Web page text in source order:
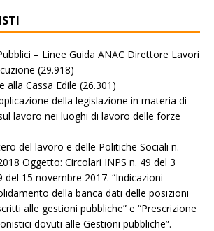
– Linee Guida ANAC Direttore Lavori
(29.918)
alla Cassa Edile (26.301)
della legislazione in materia di
lavoro nei luoghi di lavoro delle forze
del lavoro e delle Politiche Sociali n.
Oggetto: Circolari INPS n. 49 del 3
del 15 novembre 2017. “Indicazioni
della banca dati delle posizioni
alle gestioni pubbliche” e “Prescrizione
dovuti alle Gestioni pubbliche”.